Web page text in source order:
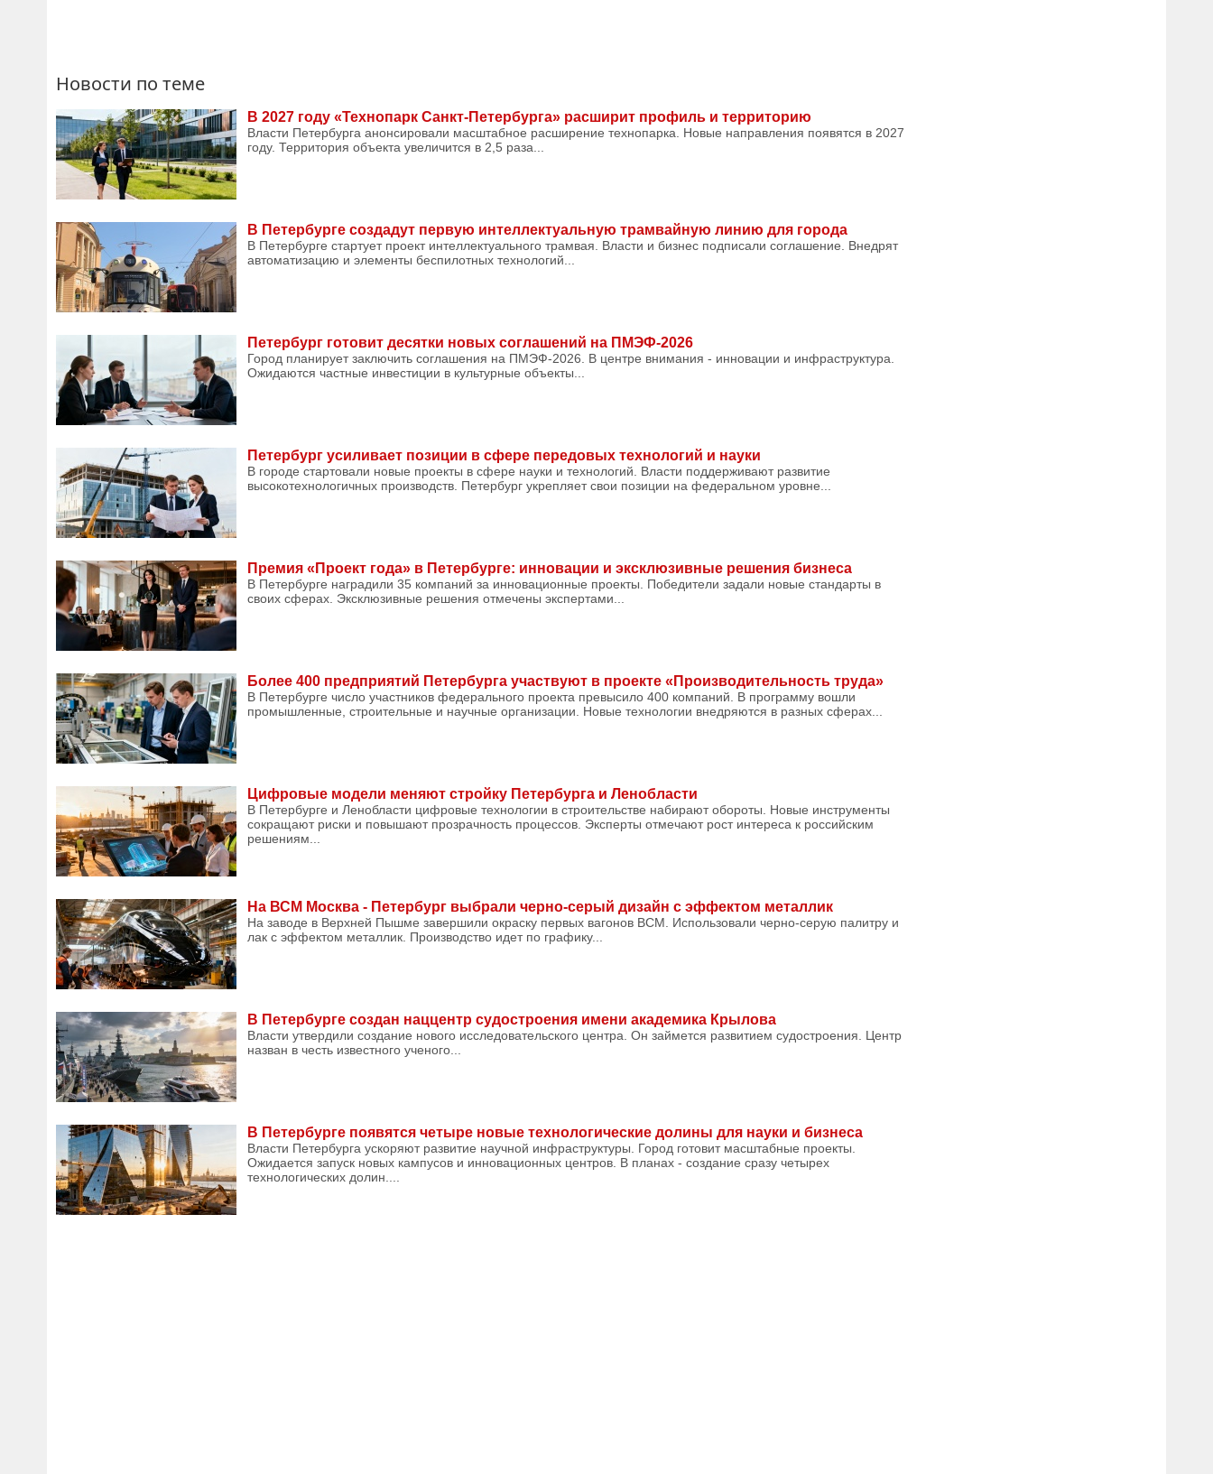
Новости по теме
В 2027 году «Технопарк Санкт-Петербурга» расширит профиль и территорию
Власти Петербурга анонсировали масштабное расширение технопарка. Новые направления появятся в 2027
году. Территория объекта увеличится в 2,5 раза...
В Петербурге создадут первую интеллектуальную трамвайную линию для города
В Петербурге стартует проект интеллектуального трамвая. Власти и бизнес подписали соглашение. Внедрят
автоматизацию и элементы беспилотных технологий...
Петербург готовит десятки новых соглашений на ПМЭФ-2026
Город планирует заключить соглашения на ПМЭФ-2026. В центре внимания - инновации и инфраструктура.
Ожидаются частные инвестиции в культурные объекты...
Петербург усиливает позиции в сфере передовых технологий и науки
В городе стартовали новые проекты в сфере науки и технологий. Власти поддерживают развитие
высокотехнологичных производств. Петербург укрепляет свои позиции на федеральном уровне...
Премия «Проект года» в Петербурге: инновации и эксклюзивные решения бизнеса
В Петербурге наградили 35 компаний за инновационные проекты. Победители задали новые стандарты в
своих сферах. Эксклюзивные решения отмечены экспертами...
Более 400 предприятий Петербурга участвуют в проекте «Производительность труда»
В Петербурге число участников федерального проекта превысило 400 компаний. В программу вошли
промышленные, строительные и научные организации. Новые технологии внедряются в разных сферах...
Цифровые модели меняют стройку Петербурга и Ленобласти
В Петербурге и Ленобласти цифровые технологии в строительстве набирают обороты. Новые инструменты
сокращают риски и повышают прозрачность процессов. Эксперты отмечают рост интереса к российским
решениям...
На ВСМ Москва - Петербург выбрали черно-серый дизайн с эффектом металлик
На заводе в Верхней Пышме завершили окраску первых вагонов ВСМ. Использовали черно-серую палитру и
лак с эффектом металлик. Производство идет по графику...
В Петербурге создан наццентр судостроения имени академика Крылова
Власти утвердили создание нового исследовательского центра. Он займется развитием судостроения. Центр
назван в честь известного ученого...
В Петербурге появятся четыре новые технологические долины для науки и бизнеса
Власти Петербурга ускоряют развитие научной инфраструктуры. Город готовит масштабные проекты.
Ожидается запуск новых кампусов и инновационных центров. В планах - создание сразу четырех
технологических долин....